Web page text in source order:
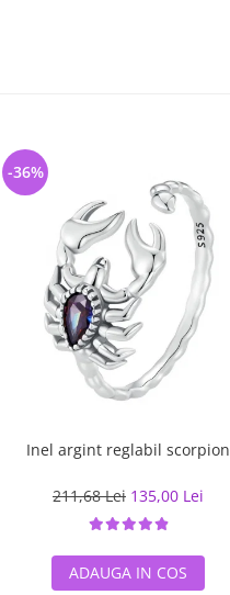
Inel argint reglabil scorpion
211,68 Lei 135,00 Lei
-36%
ADAUGA IN COS